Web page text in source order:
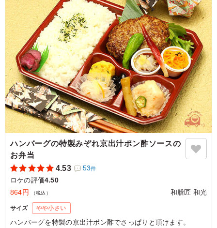
ご利用シーン：ロケ・撮影 ›ロケ
愛知県名古屋市中村区平池町2022/08/31
ハンバーグの特製みぞれ京出汁ポン酢ソースの
お弁当
4.53
53件
ロケの評価4.50
864円
（税込） 和膳匠 和光
サイズ やや小さい
ハンバーグを特製の京出汁ポン酢でさっぱりと頂けます。